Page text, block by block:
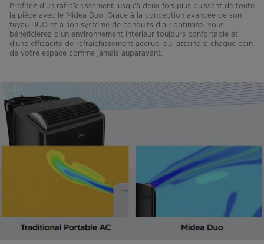
Profitez d'un rafraîchissement jusqu'à deux fois plus puissant de toute
la pièce avec le Midea Duo. Grâce à la conception avancée de son
tuyau DUO et à son système de conduits d'air optimisé, vous
bénéficierez d'un environnement intérieur toujours confortable et
d'une efficacité de rafraîchissement accrue, qui atteindra chaque coin
de votre espace comme jamais auparavant.